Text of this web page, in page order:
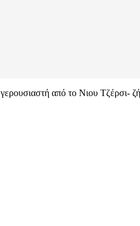
από το Νιου Τζέρσι-